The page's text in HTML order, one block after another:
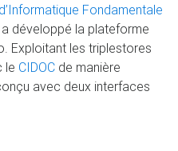
Fondamentale
a développé la plateforme
Exploitant les triplestores
le CIDOC de manière
avec deux interfaces